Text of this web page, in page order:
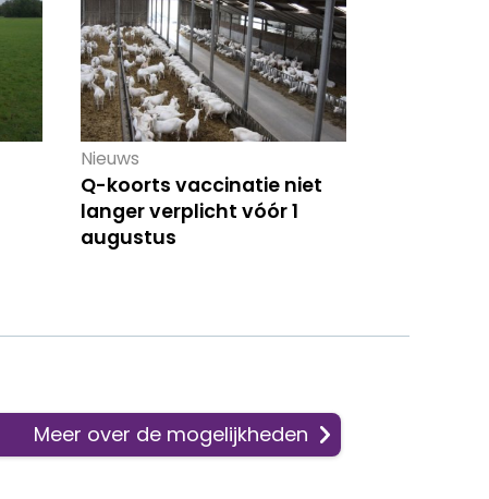
Nieuws
Q-koorts vaccinatie niet
langer verplicht vóór 1
augustus
Meer over de mogelijkheden